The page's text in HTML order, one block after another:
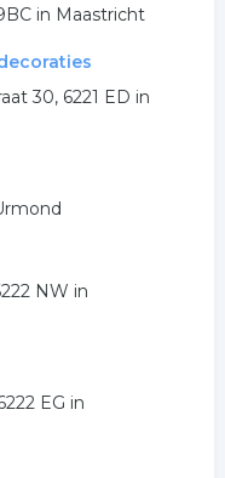
in Maastricht
30, 6221 ED in
NW in
EG in